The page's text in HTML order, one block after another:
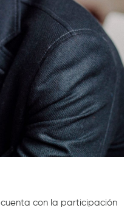
cuenta con la participación